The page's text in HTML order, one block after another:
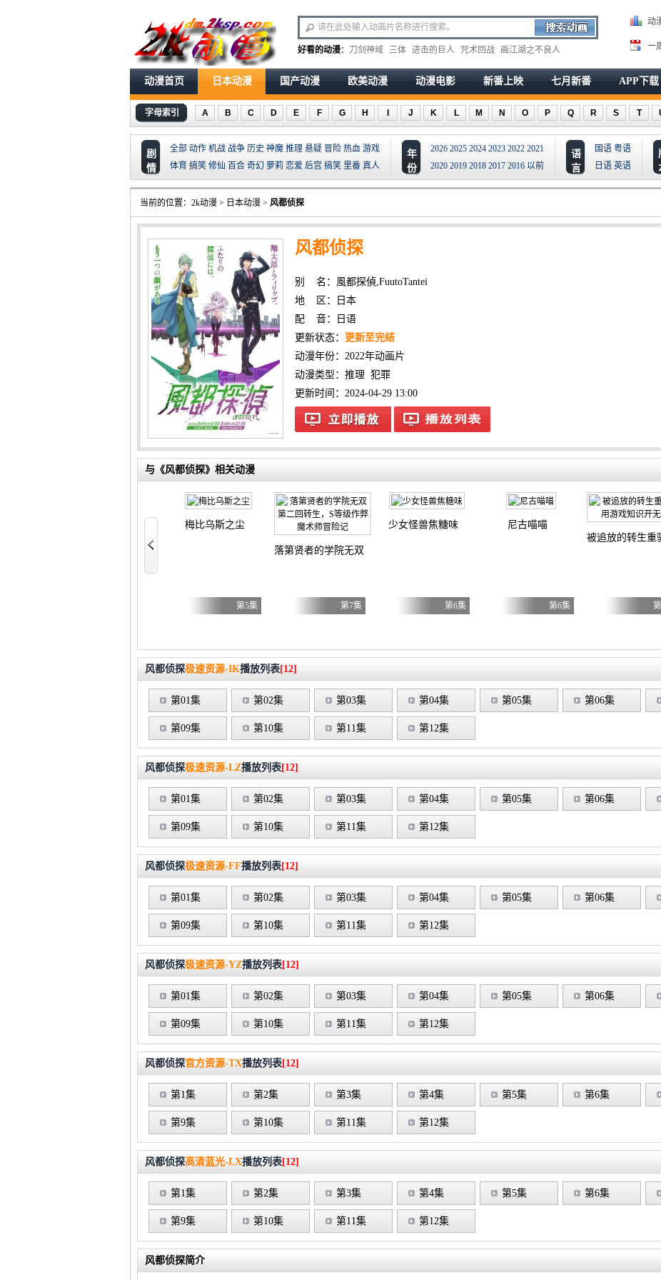
好看的动漫： 刀剑神域 三体 进击的巨人 咒术回战 画江湖之不良人
动
一
动漫首页 日本动漫 国产动漫 欧美动漫 动漫电影 新番上映 七月新番 APP下载
字母索引 A B C D E F G H J K L M N O P Q R S T
剧
情
全部 动作 机战 战争 历史 神魔 推理 悬疑 冒险 热血 游戏
体育 搞笑 修仙 百合 奇幻 萝莉 恋爱 后宫 搞笑 里番 真人
年
份
2026 2025 2024 2023 2022 2021
2020 2019 2018 2017 2016 以前
语
言
国语 粤语
日语 英语
当前的位置： 2k动漫 > 日本动漫 > 风都侦探
风都侦探
别 名：風都探偵,FuutoTantei
地 区：日本
配 音：日语
更新状态：
更新至完结
动漫年份： 2022年动画片
动漫类型： 推理 犯罪
更新时间：2024-04-29 13:00
与《风都侦探》相关动漫
女主角？圣女？不，我是杂役女仆（自豪）！
梅比乌斯之尘
第5集
落第贤者的学院无双第二回转生，S等级作弊魔术师冒险记
第7集
少女怪兽焦糖味
第6集
尼古喵喵
第6集
被追放的转生重
风都侦探极速资源-IK播放列表[12]
第01集 第02集 第03集 第04集 第05集 第06集
第09集 第10集 第11集 第12集
风都侦探极速资源-LZ播放列表[12]
第01集 第02集 第03集 第04集 第05集 第06集
第09集 第10集 第11集 第12集
风都侦探极速资源-FF播放列表[12]
第01集 第02集 第03集 第04集 第05集 第06集
第09集 第10集 第11集 第12集
风都侦探极速资源-YZ播放列表[12]
第01集 第02集 第03集 第04集 第05集 第06集
第09集 第10集 第11集 第12集
风都侦探官方资源-TX播放列表[12]
第1集 第2集 第3集 第4集 第5集 第6集
第9集 第10集 第11集 第12集
风都侦探高清蓝光-LX播放列表[12]
第1集 第2集 第3集 第4集 第5集 第6集
第9集 第10集 第11集 第12集
风都侦探简介